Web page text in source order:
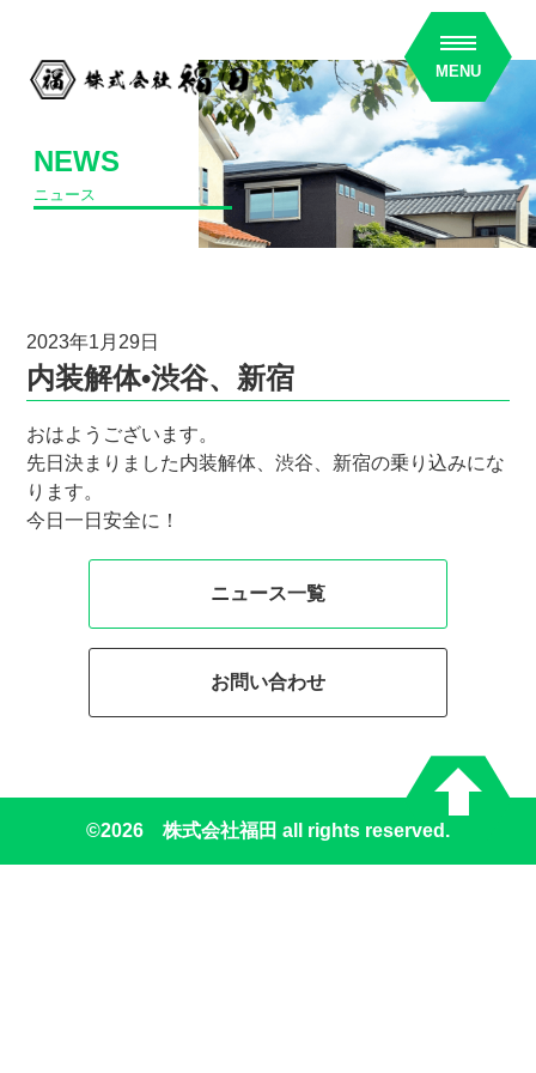
MENU
NEWS
ニュース
2023年1月29日
内装解体•渋谷、新宿
おはようございます。
先日決まりました内装解体、渋谷、新宿の乗り込みにな
ります。
今日一日安全に！
ニュース一覧
お問い合わせ
©2026 株式会社福田 all rights reserved.